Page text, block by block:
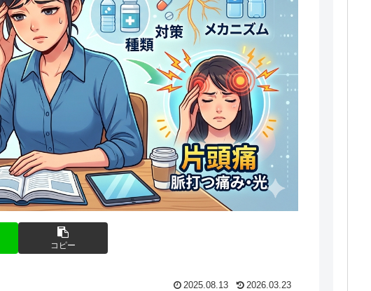
コピー
2025.08.13 2026.03.23